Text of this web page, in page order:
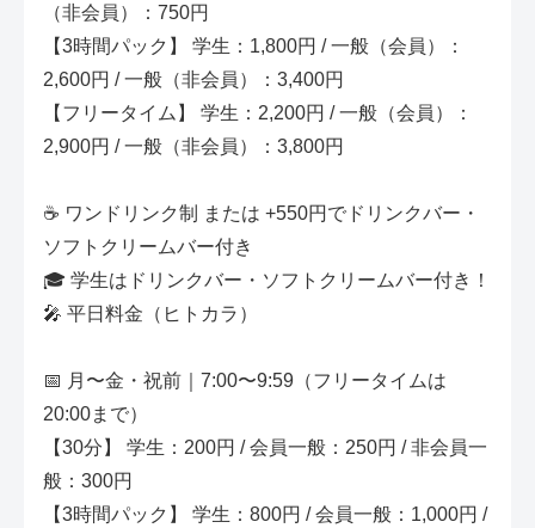
（非会員）：750円
【3時間パック】 学生：1,800円 / 一般（会員）：
2,600円 / 一般（非会員）：3,400円
【フリータイム】 学生：2,200円 / 一般（会員）：
2,900円 / 一般（非会員）：3,800円
☕ ワンドリンク制 または +550円でドリンクバー・
ソフトクリームバー付き
🎓 学生はドリンクバー・ソフトクリームバー付き！
🎤 平日料金（ヒトカラ）
📅 月〜金・祝前｜7:00〜9:59（フリータイムは
20:00まで）
【30分】 学生：200円 / 会員一般：250円 / 非会員一
般：300円
【3時間パック】 学生：800円 / 会員一般：1,000円 /